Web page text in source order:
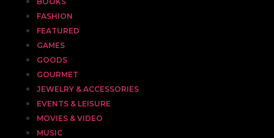
FASHION
FEATURED
GAMES
GOODS
GOURMET
JEWELRY & ACCESSORIES
EVENTS & LEISURE
MOVIES & VIDEO
MUSIC